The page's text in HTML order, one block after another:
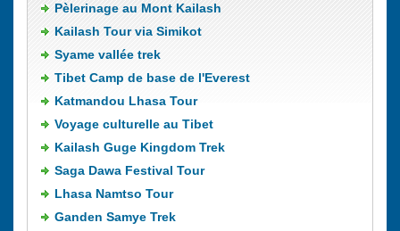
Pèlerinage au Mont Kailash
Kailash Tour via Simikot
Syame vallée trek
Tibet Camp de base de l'Everest
Katmandou Lhasa Tour
Voyage culturelle au Tibet
Kailash Guge Kingdom Trek
Saga Dawa Festival Tour
Lhasa Namtso Tour
Ganden Samye Trek